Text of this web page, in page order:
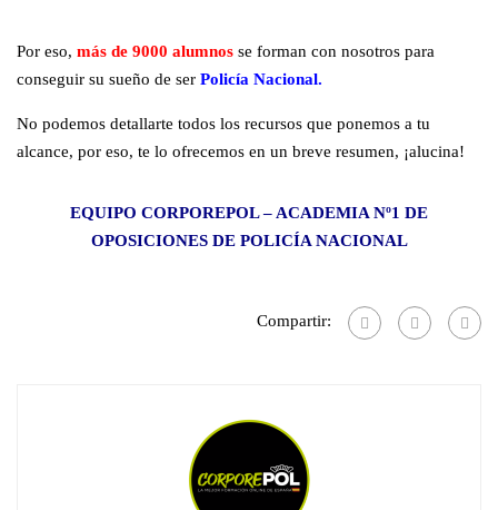
Por eso, más de 9000 alumnos se forman con nosotros para
conseguir su sueño de ser Policía Nacional.
No podemos detallarte todos los recursos que ponemos a tu
alcance, por eso, te lo ofrecemos en un breve resumen, ¡alucina!
EQUIPO CORPOREPOL – ACADEMIA Nº1 DE
OPOSICIONES DE POLICÍA NACIONAL
Compartir: